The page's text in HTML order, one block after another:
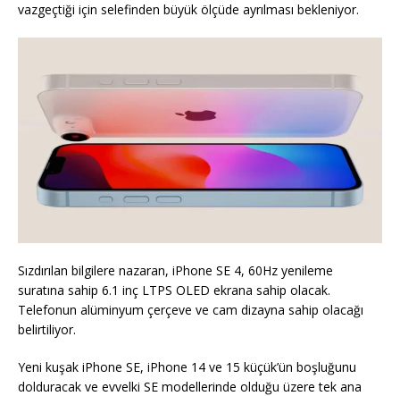
vazgeçtiği için selefinden büyük ölçüde ayrılması bekleniyor.
Sızdırılan bilgilere nazaran, iPhone SE 4, 60Hz yenileme
suratına sahip 6.1 inç LTPS OLED ekrana sahip olacak.
Telefonun alüminyum çerçeve ve cam dizayna sahip olacağı
belirtiliyor.
Yeni kuşak iPhone SE, iPhone 14 ve 15 küçük’ün boşluğunu
dolduracak ve evvelki SE modellerinde olduğu üzere tek ana